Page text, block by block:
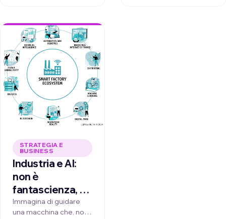
STRATEGIA E
BUSINESS
Industria e AI:
non è
fantascienza, è il
tuo prossimo
vantaggio
Immagina di guidare
una macchina che, non